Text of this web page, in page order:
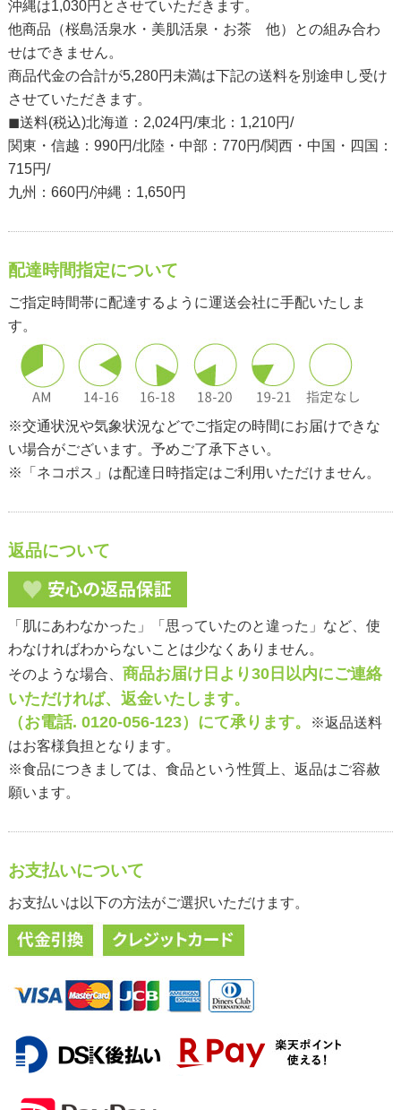
沖縄は1,030円とさせていただきます。
他商品（桜島活泉水・美肌活泉・お茶 他）との組み合わ
せはできません。
商品代金の合計が5,280円未満は下記の送料を別途申し受け
させていただきます。
◼︎送料(税込)北海道：2,024円/東北：1,210円/
関東・信越：990円/北陸・中部：770円/関西・中国・四国：
715円/
九州：660円/沖縄：1,650円
配達時間指定について
ご指定時間帯に配達するように運送会社に手配いたしま
す。
※交通状況や気象状況などでご指定の時間にお届けできな
い場合がございます。予めご了承下さい。
※「ネコポス」は配達日時指定はご利用いただけません。
返品について
「肌にあわなかった」「思っていたのと違った」など、使
わなければわからないことは少なくありません。
そのような場合、 商品お届け日より30日以内にご連絡
いただければ、返金いたします。
（お電話. 0120-056-123）にて承ります。
※返品送料
はお客様負担となります。
※食品につきましては、食品という性質上、返品はご容赦
願います。
お支払いについて
お支払いは以下の方法がご選択いただけます。